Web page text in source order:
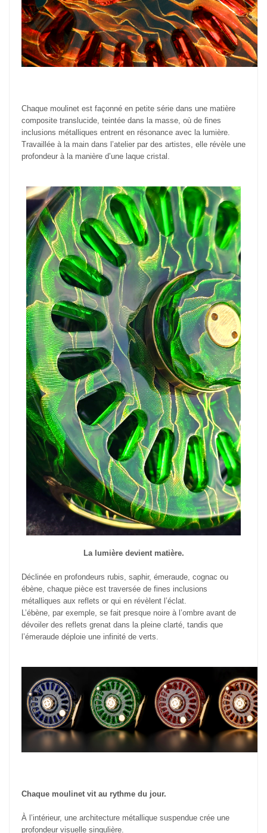
Chaque moulinet est façonné en petite série dans une matière
composite translucide, teintée dans la masse, où de fines
inclusions métalliques entrent en résonance avec la lumière.
Travaillée à la main dans l’atelier par des artistes, elle révèle une
profondeur à la manière d’une laque cristal.
La lumière devient matière.
Déclinée en profondeurs rubis, saphir, émeraude, cognac ou
ébène, chaque pièce est traversée de fines inclusions
métalliques aux reflets or qui en révèlent l’éclat.
L’ébène, par exemple, se fait presque noire à l’ombre avant de
dévoiler des reflets grenat dans la pleine clarté, tandis que
l’émeraude déploie une infinité de verts.
Chaque moulinet vit au rythme du jour.
À l’intérieur, une architecture métallique suspendue crée une
profondeur visuelle singulière.